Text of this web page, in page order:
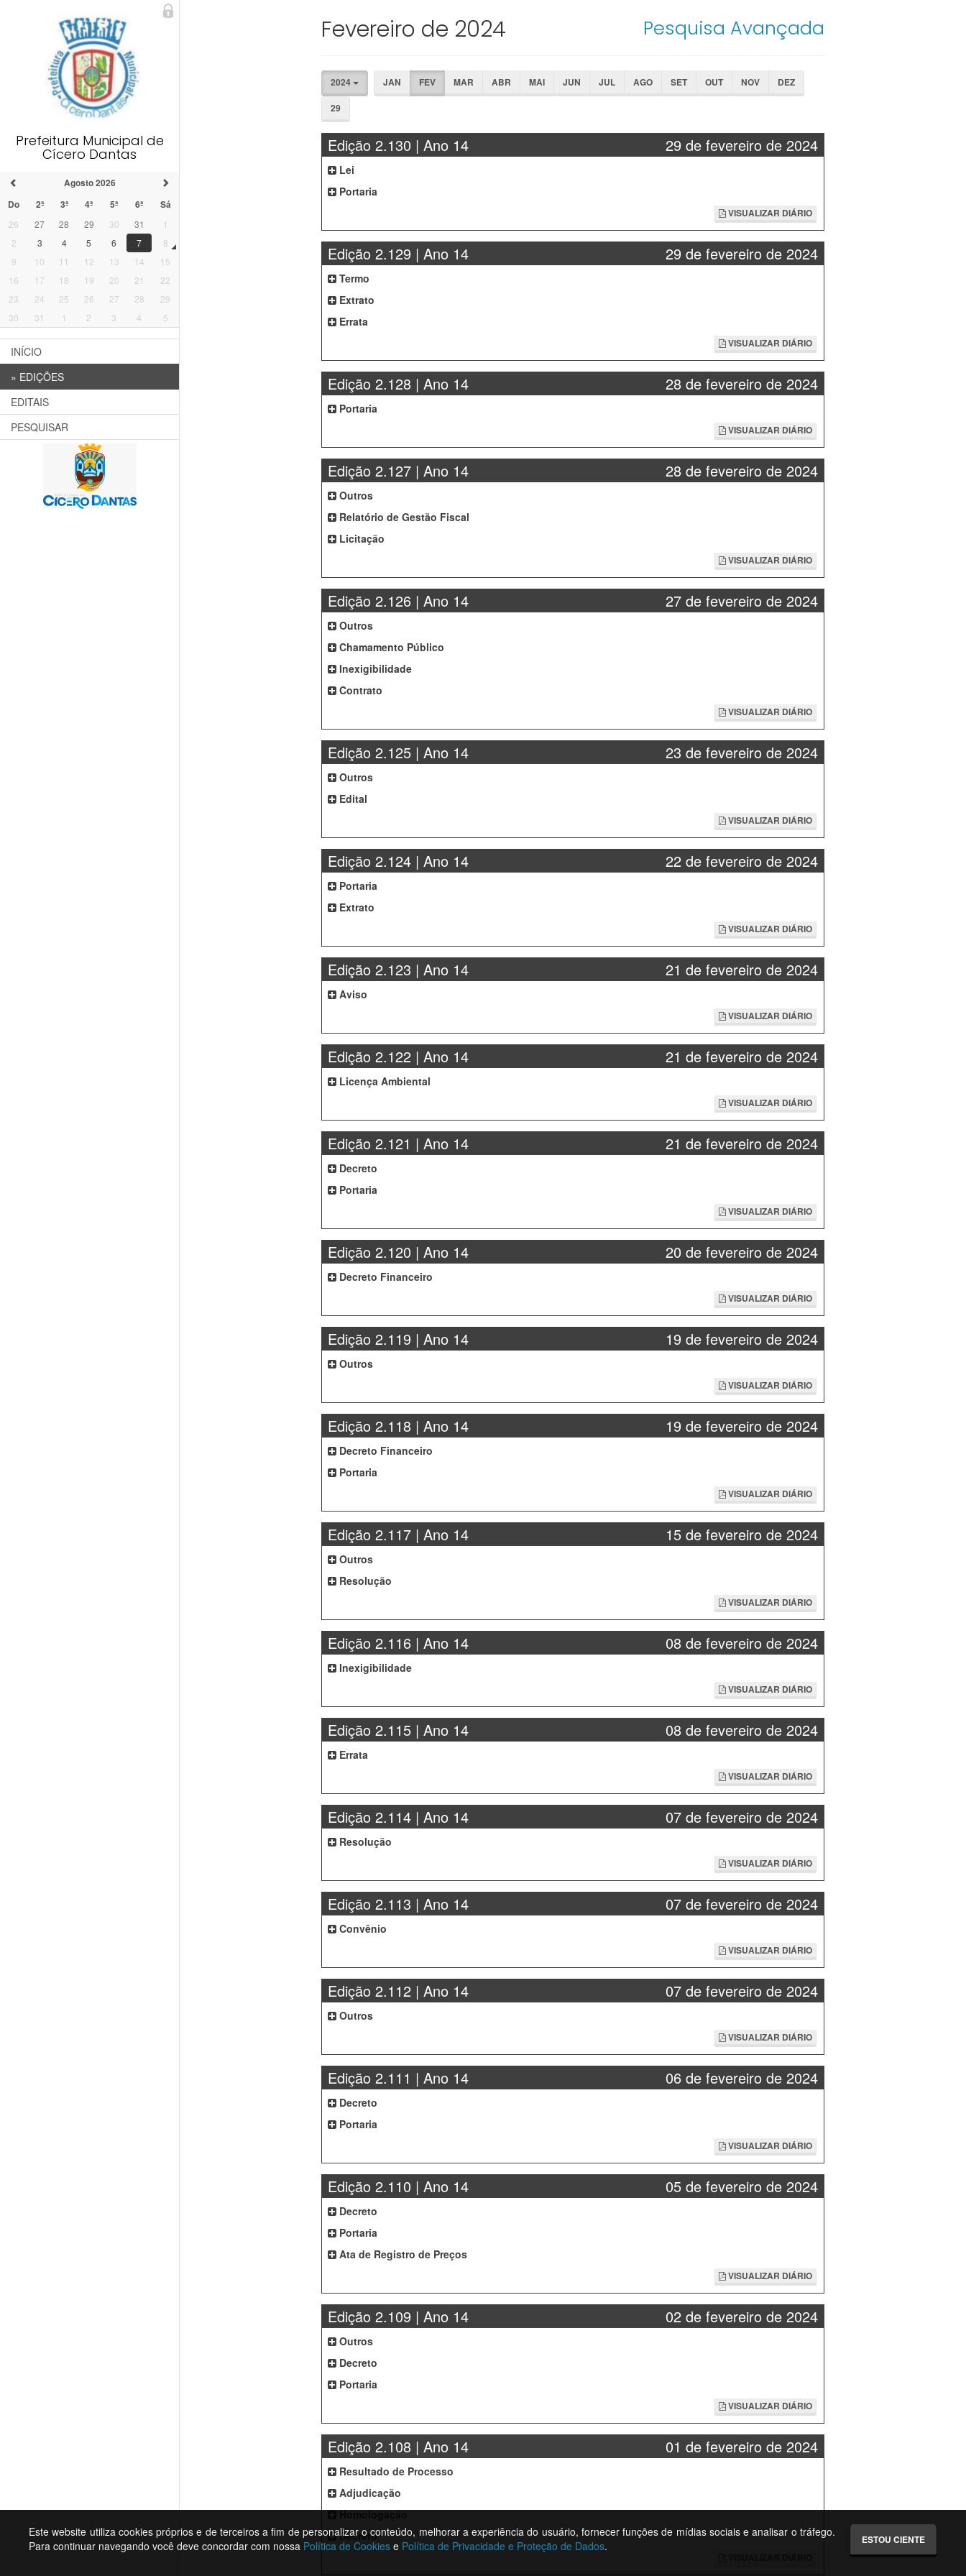
Prefeitura Municipal de
Cícero Dantas
Agosto 2026
Do
2ª 3ª 4ª 5ª 6ª Sá
26 27 28 29 30 31
1
2
3 4 5 6 7
8
9
10 11 12 13 14
15
16
17 18 19 20 21
22
23
24 25 26 27 28
29
30
31 1 2 3 4 5
INÍCIO
» EDIÇÕES
EDITAIS
PESQUISAR
Fevereiro de 2024 Pesquisa Avançada
2024 JAN FEV MAR ABR MAI JUN JUL AGO SET OUT NOV
DEZ
29
Edição 2.130 | Ano 14 29 de fevereiro de 2024
Lei
Portaria
VISUALIZAR DIÁRIO
Edição 2.129 | Ano 14 29 de fevereiro de 2024
Termo
Extrato
Errata
VISUALIZAR DIÁRIO
Edição 2.128 | Ano 14 28 de fevereiro de 2024
Portaria
VISUALIZAR DIÁRIO
Edição 2.127 | Ano 14 28 de fevereiro de 2024
Outros
Relatório de Gestão Fiscal
Licitação
VISUALIZAR DIÁRIO
Edição 2.126 | Ano 14 27 de fevereiro de 2024
Outros
Chamamento Público
Inexigibilidade
Contrato
VISUALIZAR DIÁRIO
Edição 2.125 | Ano 14 23 de fevereiro de 2024
Outros
Edital
VISUALIZAR DIÁRIO
Edição 2.124 | Ano 14 22 de fevereiro de 2024
Portaria
Extrato
VISUALIZAR DIÁRIO
Edição 2.123 | Ano 14 21 de fevereiro de 2024
Aviso
VISUALIZAR DIÁRIO
Edição 2.122 | Ano 14 21 de fevereiro de 2024
Licença Ambiental
VISUALIZAR DIÁRIO
Edição 2.121 | Ano 14 21 de fevereiro de 2024
Decreto
Portaria
VISUALIZAR DIÁRIO
Edição 2.120 | Ano 14 20 de fevereiro de 2024
Decreto Financeiro
VISUALIZAR DIÁRIO
Edição 2.119 | Ano 14 19 de fevereiro de 2024
Outros
VISUALIZAR DIÁRIO
Edição 2.118 | Ano 14 19 de fevereiro de 2024
Decreto Financeiro
Portaria
VISUALIZAR DIÁRIO
Edição 2.117 | Ano 14 15 de fevereiro de 2024
Outros
Resolução
VISUALIZAR DIÁRIO
Edição 2.116 | Ano 14 08 de fevereiro de 2024
Inexigibilidade
VISUALIZAR DIÁRIO
Edição 2.115 | Ano 14 08 de fevereiro de 2024
Errata
VISUALIZAR DIÁRIO
Edição 2.114 | Ano 14 07 de fevereiro de 2024
Resolução
VISUALIZAR DIÁRIO
Edição 2.113 | Ano 14 07 de fevereiro de 2024
Convênio
VISUALIZAR DIÁRIO
Edição 2.112 | Ano 14 07 de fevereiro de 2024
Outros
VISUALIZAR DIÁRIO
Edição 2.111 | Ano 14 06 de fevereiro de 2024
Decreto
Portaria
VISUALIZAR DIÁRIO
Edição 2.110 | Ano 14 05 de fevereiro de 2024
Decreto
Portaria
Ata de Registro de Preços
VISUALIZAR DIÁRIO
Edição 2.109 | Ano 14 02 de fevereiro de 2024
Outros
Decreto
Portaria
VISUALIZAR DIÁRIO
Edição 2.108 | Ano 14 01 de fevereiro de 2024
Resultado de Processo
Adjudicação
Homologação
Decreto
Este website utiliza cookies próprios e de terceiros a fim de personalizar o conteúdo, melhorar a experiência do usuário, fornecer funções de mídias sociais e analisar o tráfego.
Para continuar navegando você deve concordar com nossa Política de Cookies e Política de Privacidade e Proteção de Dados. ESTOU CIENTE